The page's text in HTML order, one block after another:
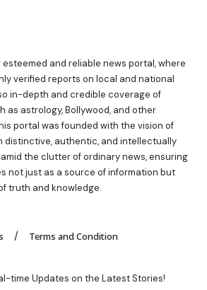
esteemed and reliable news portal, where
verified reports on local and national
in-depth and credible coverage of
as astrology, Bollywood, and other
portal was founded with the vision of
distinctive, authentic, and intellectually
the clutter of ordinary news, ensuring
not just as a source of information but
truth and knowledge.
Terms and Condition
time Updates on the Latest Stories!